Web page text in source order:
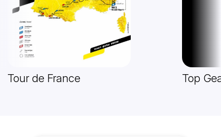
Tour de France Top